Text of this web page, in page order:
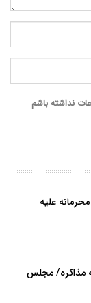
نداشته باشم
علیه
مذاکره/ مجلس